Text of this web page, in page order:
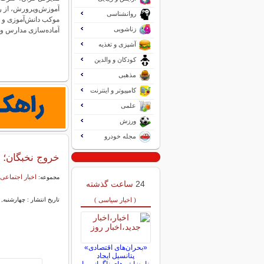
موکب دانش‌آموزی و
آماده‌سازی مدارس
خروج نخبگان؛
مجموعه: اخبار اجتماعی
تاریخ انتشار : چهارشنبه, ۱۳ خرداد ۱۴۰۵
روانشناسی
زناشویی
آشپزی و تغذیه
کودکان و والدین
مذهبی
کامپیوتر و اینترنت
علمی
ورزش
مجله خودرو
24 ساعت گذشته
( اخبار سیاسی )
«بحران‌های اقتصادی»
پتانسیل ایجاد